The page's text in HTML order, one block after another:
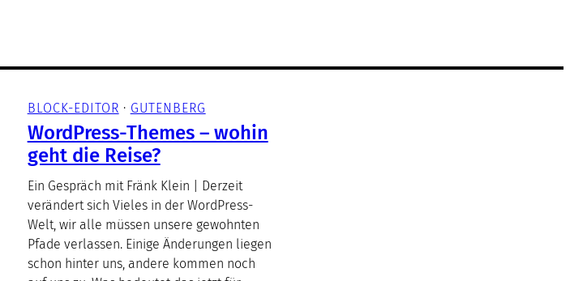
BLOCK-EDITOR · GUTENBERG
WordPress-Themes – wohin
geht die Reise?
Ein Gespräch mit Fränk Klein | Derzeit
verändert sich Vieles in der WordPress-
Welt, wir alle müssen unsere gewohnten
Pfade verlassen. Einige Änderungen liegen
schon hinter uns, andere kommen noch